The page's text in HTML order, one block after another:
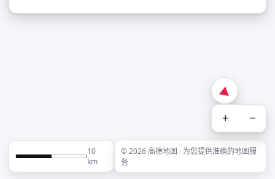
+ −
10
km
© 2026 高德地图 · 为您提供准确的地图服
务